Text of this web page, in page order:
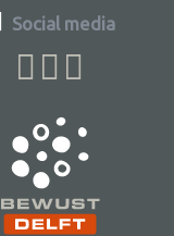
Social media